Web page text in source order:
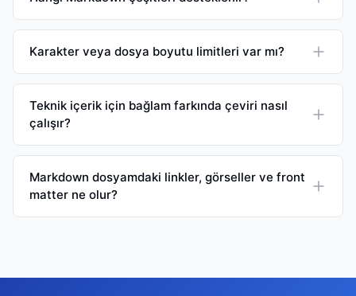
Karakter veya dosya boyutu limitleri var mı?
Teknik içerik için bağlam farkında çeviri nasıl
çalışır?
Markdown dosyamdaki linkler, görseller ve front
matter ne olur?